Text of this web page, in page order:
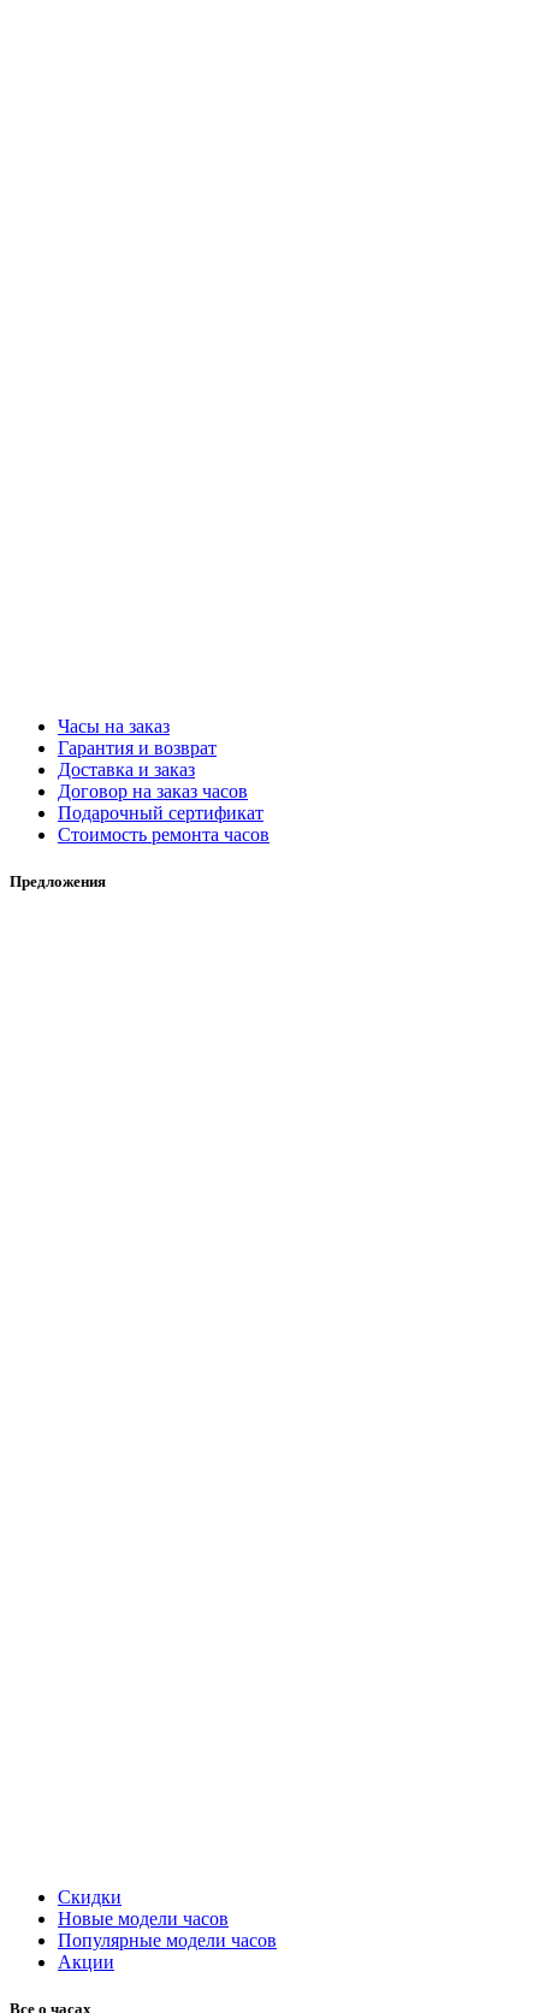
Часы на заказ
Гарантия и возврат
Доставка и заказ
Договор на заказ часов
Подарочный сертификат
Стоимость ремонта часов
Предложения
Скидки
Новые модели часов
Популярные модели часов
Акции
Все о часах